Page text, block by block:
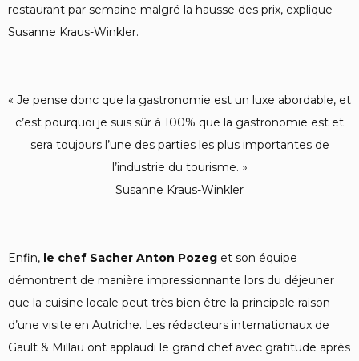
restaurant par semaine malgré la hausse des prix, explique
Susanne Kraus-Winkler.
« Je pense donc que la gastronomie est un luxe abordable, et
c’est pourquoi je suis sûr à 100% que la gastronomie est et
sera toujours l’une des parties les plus importantes de
l’industrie du tourisme. »
Susanne Kraus-Winkler
Enfin, le chef Sacher Anton Pozeg et son équipe
démontrent de manière impressionnante lors du déjeuner
que la cuisine locale peut très bien être la principale raison
d’une visite en Autriche. Les rédacteurs internationaux de
Gault & Millau ont applaudi le grand chef avec gratitude après